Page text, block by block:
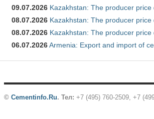
09.07.2026 Kazakhstan: The producer
08.07.2026 Kazakhstan: The producer
08.07.2026 Kazakhstan: The producer
06.07.2026Armenia: Export and import of
© Cementinfo.Ru. Тел: +7 (495) 760-2509, +7